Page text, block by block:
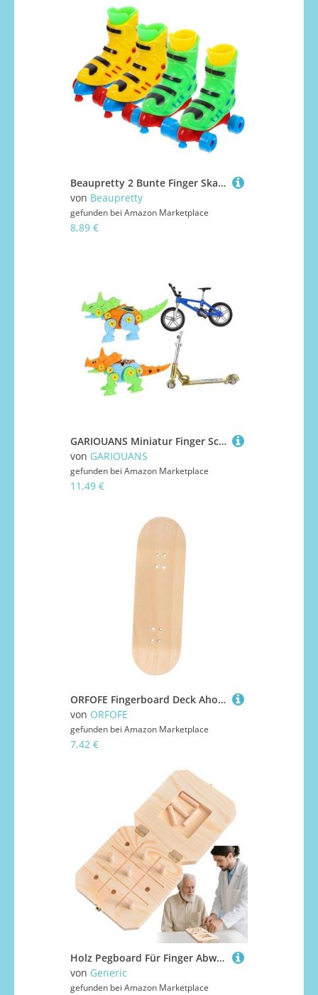
Beaupretty 2 Bunte Finger Skateboard Roller Skateboard Form Flexibles Fingergelenk Training Lustiges Fingerspielzeug für Jugendliche Zufällige Farbe Zufällige Farbe
von Beaupretty
gefunden bei Amazon Marketplace
8,89 €
GARIOUANS Miniatur Finger Scooter mit DIY Dinosaurier Modell Bike Nachbildung Glatte Oberfläche Langlebig für Desktop Spielspaß und Fingerfertigkeit
von GARIOUANS
gefunden bei Amazon Marketplace
11,49 €
ORFOFE Fingerboard Deck Ahornholz Ersatzbrett für Fingerskateboards mit Natürlicher Holzoptik Vielseitig Einsetzbar Einfach zu Montieren für Kinderfinger und Skateboard enthusiasten
von ORFOFE
gefunden bei Amazon Marketplace
7,42 €
Holz Pegboard Für Finger Abweichung - Natürliche Hartholz Sensory Board, 9 -Loch-Design | Feine Entwicklung Motorischer Fähigkeiten, Hand-Auge-Koordination Praxis, Pädagogisches Spielzeug,
von Generic
gefunden bei Amazon Marketplace